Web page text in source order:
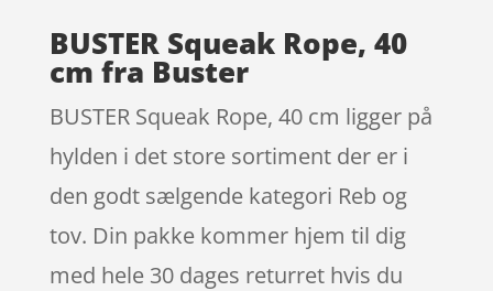
BUSTER Squeak Rope, 40
cm fra Buster
BUSTER Squeak Rope, 40 cm ligger på
hylden i det store sortiment der er i
den godt sælgende kategori Reb og
tov. Din pakke kommer hjem til dig
med hele 30 dages returret hvis du